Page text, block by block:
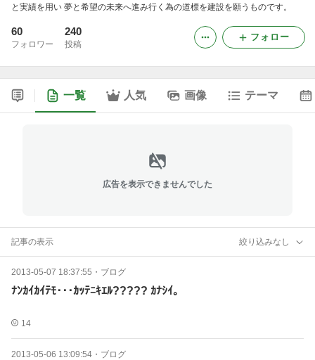
と実績を用い 夢と希望の未来へ進み行く為の道標を建設を願うものです。
60
フォロワー
240
投稿
フォロー
一覧 人気 画像 テーマ
広告を表示できませんでした
記事の表示 絞り込みなし
2013-05-07 18:37:55 ・ ブログ
ﾅﾝｶｲｶｲﾃﾓ･･･ｶｯﾃﾆｷｴﾙ????? ｶﾅｼｲ｡
14
2013-05-06 13:09:54 ・ ブログ